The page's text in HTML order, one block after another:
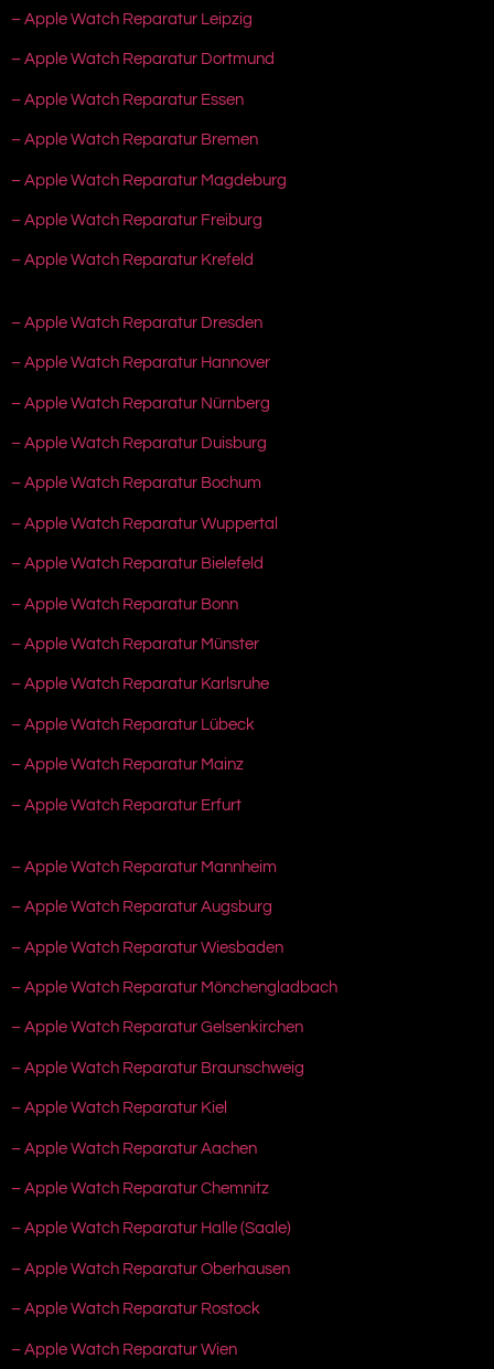
– Apple Watch Reparatur Leipzig
– Apple Watch Reparatur Dortmund
– Apple Watch Reparatur Essen
– Apple Watch Reparatur Bremen
– Apple Watch Reparatur Magdeburg
– Apple Watch Reparatur Freiburg
– Apple Watch Reparatur Krefeld
– Apple Watch Reparatur Dresden
– Apple Watch Reparatur Hannover
– Apple Watch Reparatur Nürnberg
– Apple Watch Reparatur Duisburg
– Apple Watch Reparatur Bochum
– Apple Watch Reparatur Wuppertal
– Apple Watch Reparatur Bielefeld
– Apple Watch Reparatur Bonn
– Apple Watch Reparatur Münster
– Apple Watch Reparatur Karlsruhe
– Apple Watch Reparatur Lübeck
– Apple Watch Reparatur Mainz
– Apple Watch Reparatur Erfurt
– Apple Watch Reparatur Mannheim
– Apple Watch Reparatur Augsburg
– Apple Watch Reparatur Wiesbaden
– Apple Watch Reparatur Mönchengladbach
– Apple Watch Reparatur Gelsenkirchen
– Apple Watch Reparatur Braunschweig
– Apple Watch Reparatur Kiel
– Apple Watch Reparatur Aachen
– Apple Watch Reparatur Chemnitz
– Apple Watch Reparatur Halle (Saale)
– Apple Watch Reparatur Oberhausen
– Apple Watch Reparatur Rostock
– Apple Watch Reparatur Wien